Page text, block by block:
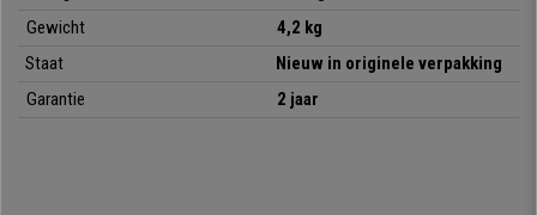
Gewicht
4,2 kg
Staat
Nieuw in originele verpakking
Garantie
2 jaar